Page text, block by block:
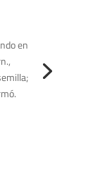
y
en
en el